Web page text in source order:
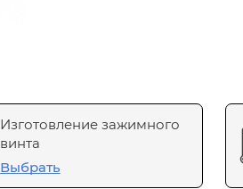
Изготовление зажимного
винта
Выбрать